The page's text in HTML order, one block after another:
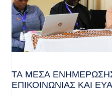
ΤΑ ΜΈΣΑ
ΕΠΙΚΟΙΝΩΝΊΑΣ ΚΑΙ